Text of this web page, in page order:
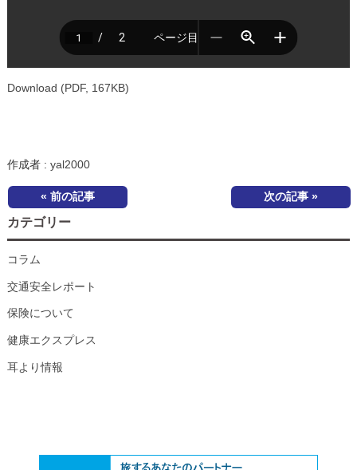
Download (PDF, 167KB)
作成者 : yal2000
« 前の記事 次の記事 »
カテゴリー
コラム
交通安全レポート
保険について
健康エクスプレス
耳より情報